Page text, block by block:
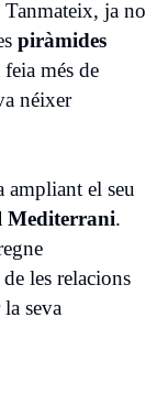
ja no
piràmides
més de
néixer
ampliant el seu
Mediterrani.
les relacions
seva